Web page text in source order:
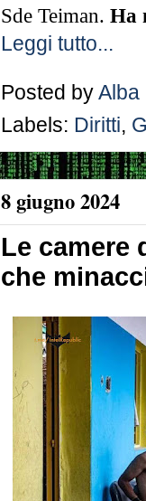
Sde Teiman. Ha
Leggi tutto...
Posted by Alba
Labels: Diritti,
8 giugno 2024
Le camere
che